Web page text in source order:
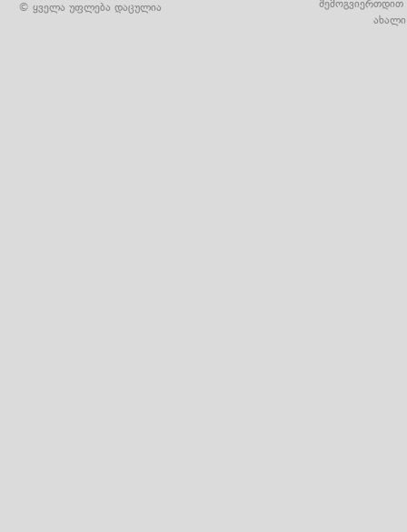
© ყველა უფლება დაცულია
შემოგვიერთდით
ახალი